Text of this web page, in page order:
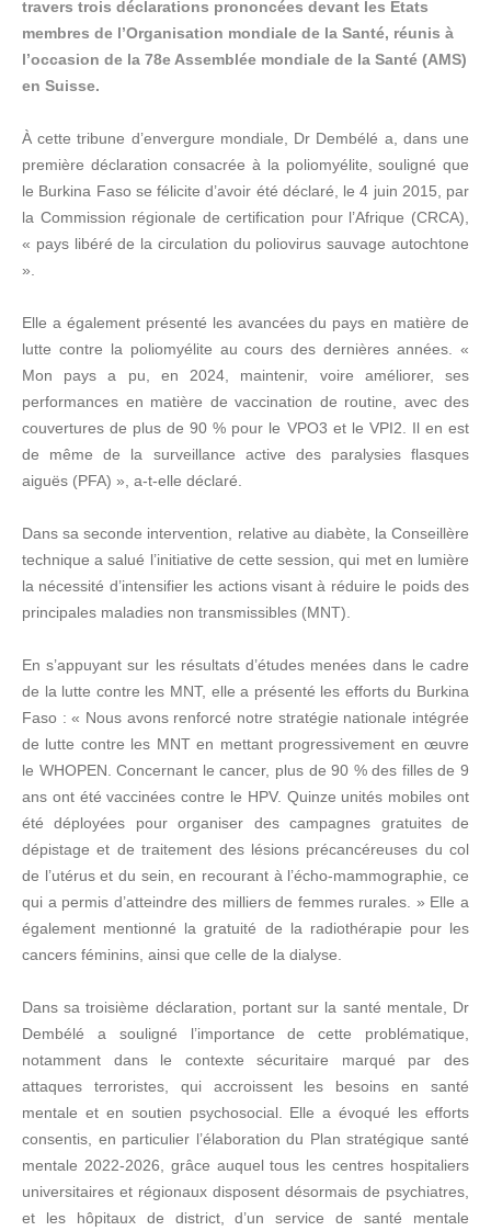
travers trois déclarations prononcées devant les États
membres de l’Organisation mondiale de la Santé, réunis à
l’occasion de la 78e Assemblée mondiale de la Santé (AMS)
en Suisse.
À cette tribune d’envergure mondiale, Dr Dembélé a, dans une
première déclaration consacrée à la poliomyélite, souligné que
le Burkina Faso se félicite d’avoir été déclaré, le 4 juin 2015, par
la Commission régionale de certification pour l’Afrique (CRCA),
« pays libéré de la circulation du poliovirus sauvage autochtone
».
Elle a également présenté les avancées du pays en matière de
lutte contre la poliomyélite au cours des dernières années. «
Mon pays a pu, en 2024, maintenir, voire améliorer, ses
performances en matière de vaccination de routine, avec des
couvertures de plus de 90 % pour le VPO3 et le VPI2. Il en est
de même de la surveillance active des paralysies flasques
aiguës (PFA) », a-t-elle déclaré.
Dans sa seconde intervention, relative au diabète, la Conseillère
technique a salué l’initiative de cette session, qui met en lumière
la nécessité d’intensifier les actions visant à réduire le poids des
principales maladies non transmissibles (MNT).
En s’appuyant sur les résultats d’études menées dans le cadre
de la lutte contre les MNT, elle a présenté les efforts du Burkina
Faso : « Nous avons renforcé notre stratégie nationale intégrée
de lutte contre les MNT en mettant progressivement en œuvre
le WHOPEN. Concernant le cancer, plus de 90 % des filles de 9
ans ont été vaccinées contre le HPV. Quinze unités mobiles ont
été déployées pour organiser des campagnes gratuites de
dépistage et de traitement des lésions précancéreuses du col
de l’utérus et du sein, en recourant à l’écho-mammographie, ce
qui a permis d’atteindre des milliers de femmes rurales. » Elle a
également mentionné la gratuité de la radiothérapie pour les
cancers féminins, ainsi que celle de la dialyse.
Dans sa troisième déclaration, portant sur la santé mentale, Dr
Dembélé a souligné l’importance de cette problématique,
notamment dans le contexte sécuritaire marqué par des
attaques terroristes, qui accroissent les besoins en santé
mentale et en soutien psychosocial. Elle a évoqué les efforts
consentis, en particulier l’élaboration du Plan stratégique santé
mentale 2022-2026, grâce auquel tous les centres hospitaliers
universitaires et régionaux disposent désormais de psychiatres,
et les hôpitaux de district, d’un service de santé mentale